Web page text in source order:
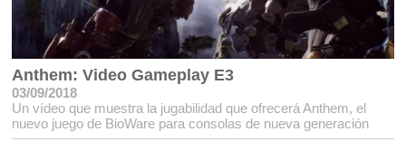
Anthem: Video Gameplay E3
03/09/2018
Un vídeo que muestra la jugabilidad que ofrecerá Anthem, el
nuevo juego de BioWare para consolas de nueva generación